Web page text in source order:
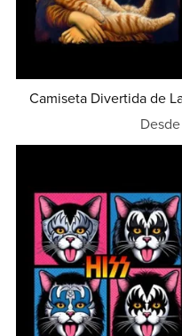
Camiseta Divertida de